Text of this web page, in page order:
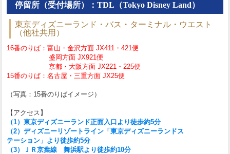
停留所（受付場所）：TDL（Tokyo Disney Land）
東京ディズニーランド・バス・ターミナル・ウエスト
（他社共用）
16番のりば：富山・金沢方面 JX411・421便
盛岡方面 JX921便
京都・大阪方面 JX221・225便
15番のりば：名古屋・三重方面 JX25便
（写真：15番のりばイメージ）
【アクセス】
（1）東京ディズニーランド正面入口より徒歩約5分
（2）ディズニーリゾートライン「東京ディズニーランドス
テーション」より徒歩約5分
（3）ＪＲ京葉線 舞浜駅より徒歩約10分